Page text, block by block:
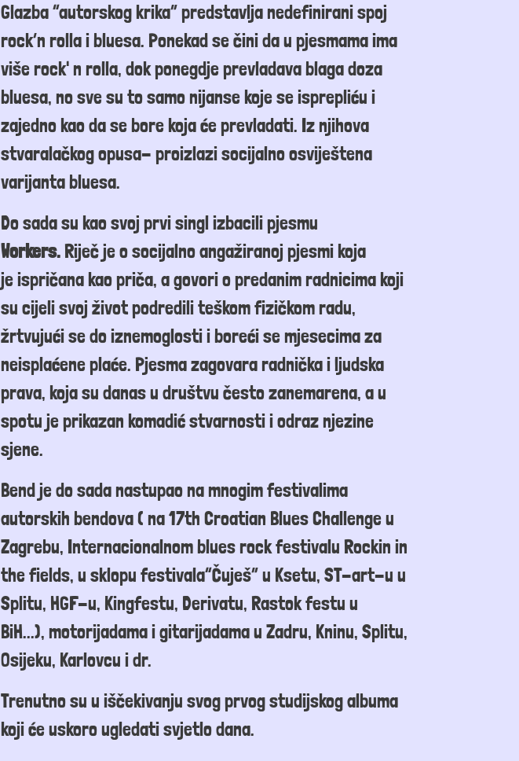
Glazba “autorskog krika” predstavlja nedefinirani spoj
rock’n rolla i bluesa. Ponekad sečini da u pjesmama ima
više rock' n rolla, dok ponegdje prevladava blaga doza
bluesa, no sve su to samo nijanse koje se isprepliću i
zajedno kao da se bore koja će prevladati. Iz njihova
stvaralačkog opusa- proizlazi socijalno osviještena
varijanta bluesa.
Do sada su kao svoj prvi singl izbacili pjesmu
Workers.Riječ je osocijalno angažiranoj pjesmi koja
jeispričana kao priča, a govori o predanim radnicima koji
su cijeli svoj život podredili teškom fizičkom radu,
žrtvujući se do iznemoglosti i boreći se mjesecima za
neisplaćene plaće. Pjesma zagovara radnička i ljudska
prava, koja su danas u društvu često zanemarena, a u
spotu jeprikazan komadićstvarnosti i odraz njezine
sjene.
Bend je do sada nastupao na mnogim festivalima
autorskih bendova ( na 17th Croatian Blues Challenge u
Zagrebu, Internacionalnom blues rock festivalu Rockin in
the fields, u sklopu festivala“Čuješ” u Ksetu, ST-art-u u
Splitu, HGF-u, Kingfestu, Derivatu, Rastok festu u
BiH...), motorijadama i gitarijadama u Zadru, Kninu, Splitu,
Osijeku, Karlovcu i dr.
Trenutno su u iščekivanju svog prvog studijskog albuma
koji će uskoro ugledati svjetlo dana.